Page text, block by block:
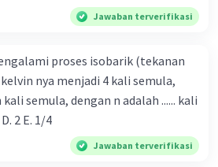
Jawaban terverifikasi
proses isobarik (tekanan
nya menjadi 4 kali semula,
semula, dengan n adalah ...... kali
2 D. 2 E. 1/4
Jawaban terverifikasi